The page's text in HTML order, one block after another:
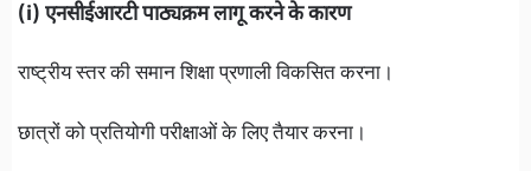
(i) एनसीईआरटी पाठ्यक्रम लागू करने के कारण
राष्ट्रीय स्तर की समान शिक्षा प्रणाली विकसित करना।
छात्रों को प्रतियोगी परीक्षाओं के लिए तैयार करना।